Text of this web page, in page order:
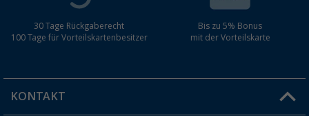
30 Tage Rückgaberecht
100 Tage für Vorteilskartenbesitzer
Bis zu 5% Bonus
mit der Vorteilskarte
KONTAKT